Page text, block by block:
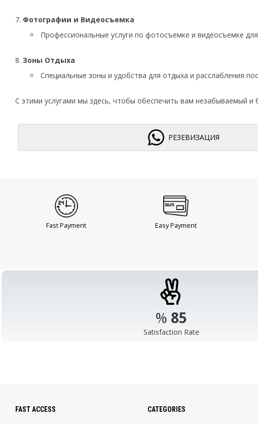
Фотографии и Видеосъемка
Профессиональные услуги по фотосъемке и видеосъемке
Зоны Отдыха
Специальные зоны и удобства для отдыха и расслабления
С этими услугами мы здесь, чтобы обеспечить вам незабываемый и
РЕЗЕВИЗАЦИЯ
Fast Payment Easy Payment
% 98
Satisfaction Rate
FAST ACCESS CATEGORIES